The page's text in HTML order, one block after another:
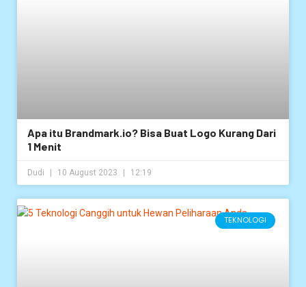
Apa itu Brandmark.io? Bisa Buat Logo Kurang Dari
1 Menit
Dudi 10 August 2023 12:19
TEKNOLOGI